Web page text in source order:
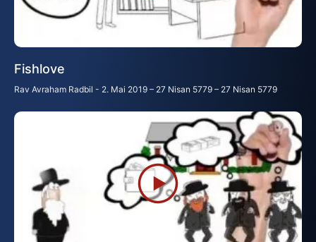
Fishlove
Rav Avraham Radbil 2. Mai 2019 – 27 Nisan 5779 – 27 Nisan 5779